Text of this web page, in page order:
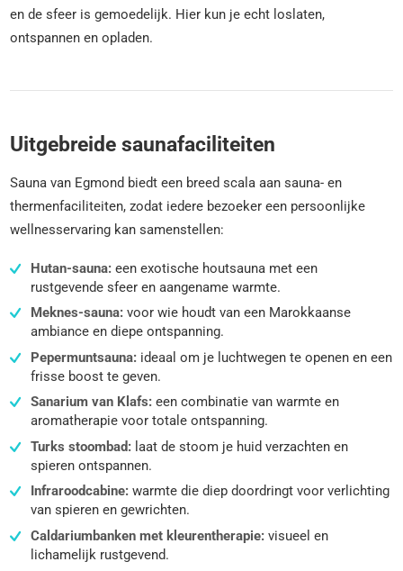
en de sfeer is gemoedelijk. Hier kun je echt loslaten,
ontspannen en opladen.
Uitgebreide saunafaciliteiten
Sauna van Egmond biedt een breed scala aan sauna- en
thermenfaciliteiten, zodat iedere bezoeker een persoonlijke
wellnesservaring kan samenstellen:
Hutan-sauna:een exotische houtsauna met een
rustgevende sfeer en aangename warmte.
Meknes-sauna:voor wie houdt van een Marokkaanse
ambiance en diepe ontspanning.
Pepermuntsauna: ideaal om je luchtwegen te openen en een
frisse boost te geven.
Sanarium van Klafs:een combinatie van warmte en
aromatherapie voor totale ontspanning.
Turks stoombad: laat de stoom je huid verzachten en
spieren ontspannen.
Infraroodcabine: warmte die diep doordringt voor verlichting
van spieren en gewrichten.
Caldariumbanken met kleurentherapie:visueel en
lichamelijk rustgevend.